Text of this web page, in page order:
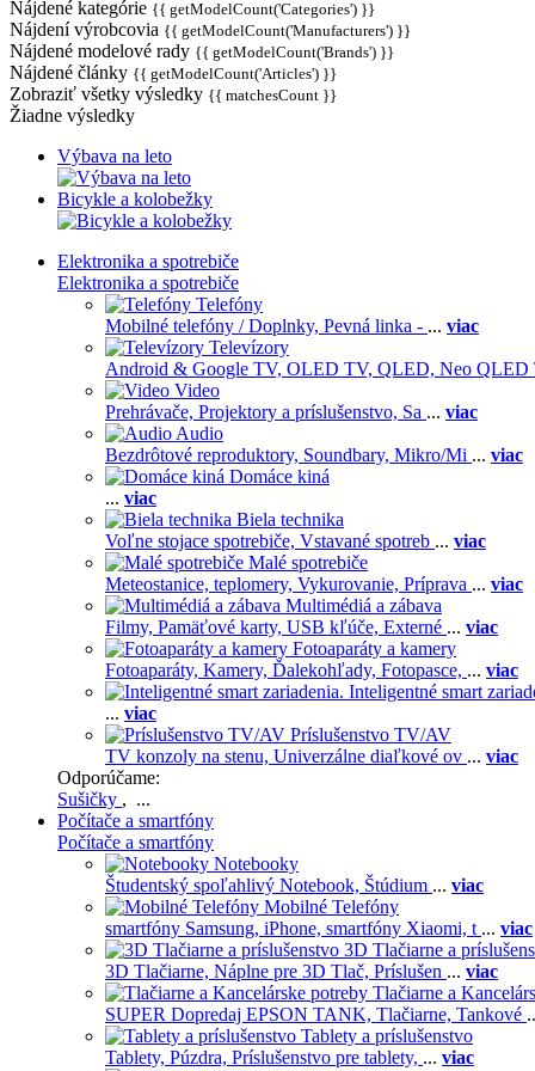
Nájdené kategórie {{ getModelCount('Categories') }}
Nájdení výrobcovia {{ getModelCount('Manufacturers') }}
Nájdené modelové rady {{ getModelCount('Brands') }}
Nájdené články {{ getModelCount('Articles') }}
Zobraziť všetky výsledky {{ matchesCount }}
Žiadne výsledky
Výbava na leto
Bicykle a kolobežky
Elektronika a spotrebiče
Elektronika a spotrebiče
Telefóny
Mobilné telefóny / Doplnky, Pevná linka - ... viac
Televízory
Android & Google TV, OLED TV, QLED, Neo QLED
Video
Prehrávače, Projektory a príslušenstvo, Sa ... viac
Audio
Bezdrôtové reproduktory, Soundbary, Mikro/Mi ... viac
Domáce kiná
... viac
Biela technika
Voľne stojace spotrebiče, Vstavané spotreb ... viac
Malé spotrebiče
Meteostanice, teplomery, Vykurovanie, Príprava ... viac
Multimédiá a zábava
Filmy, Pamäťové karty, USB kľúče, Externé ... viac
Fotoaparáty a kamery
Fotoaparáty, Kamery, Ďalekohľady, Fotopasce, ... viac
Inteligentné smart
... viac
Príslušenstvo TV/AV
TV konzoly na stenu, Univerzálne diaľkové ov ... viac
Odporúčame:
Sušičky , ...
Počítače a smartfóny
Počítače a smartfóny
Notebooky
Študentský spoľahlivý Notebook, Štúdium ... viac
Mobilné Telefóny
smartfóny Samsung, iPhone, smartfóny Xiaomi, t ... viac
3D Tlačiarne a
3D Tlačiarne, Náplne pre 3D Tlač, Príslušen ... viac
Tlačiarne a
SUPER Dopredaj EPSON TANK, Tlačiarne, Tankové
Tablety a príslušenstvo
Tablety, Púzdra, Príslušenstvo pre tablety, ... viac